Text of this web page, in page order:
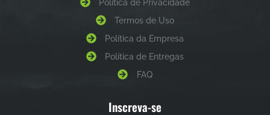
Termos de Uso
Política da Empresa
Política de Entregas
FAQ
Inscreva-se